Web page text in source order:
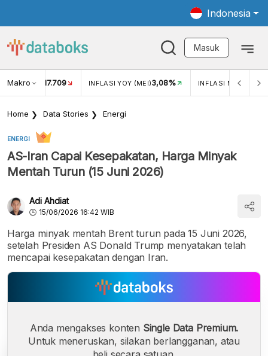
Indonesia
Masuk
Makro
USD/IDR 17.709 INFLASI YOY (MEI)3,08% INFLASI MOM (MEI)
Home Data Stories Energi
ENERGI
AS-Iran Capai Kesepakatan, Harga Minyak
Mentah Turun (15 Juni 2026)
Adi Ahdiat
15/06/2026 16:42 WIB
Harga minyak mentah Brent turun pada 15 Juni 2026,
setelah Presiden AS Donald Trump menyatakan telah
mencapai kesepakatan dengan Iran.
Anda mengakses konten Single Data Premium.
Untuk meneruskan, silakan berlangganan, atau